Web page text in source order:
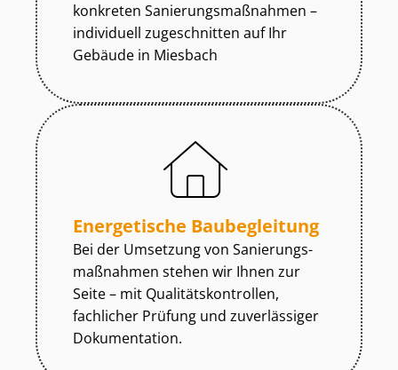
konkreten Sa­nie­rungs­maß­nah­men –
individuell zugeschnitten auf Ihr
Gebäude in Miesbach
Energetische Baubegleitung
Bei der Umsetzung von Sa­nie­rungs­
maß­nah­men stehen wir Ihnen zur
Seite – mit Qua­li­täts­kon­trol­len,
fachlicher Prüfung und zuverlässiger
Dokumentation.